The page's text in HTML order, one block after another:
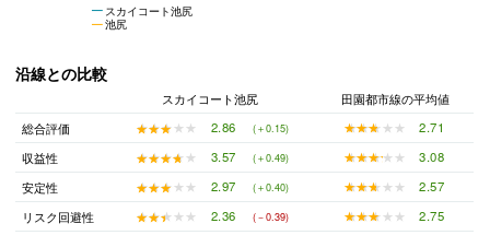
スカイコート池尻
池尻
沿線との比較
スカイコート池尻
田園都市線の平均値
総合評価
★★★★★
★★★★★ 2.86 (＋0.15) ★★★★★
★★★★★
2.71
収益性
★★★★★
★★★★★ 3.57 (＋0.49) ★★★★★
★★★★★
3.08
安定性
★★★★★
★★★★★ 2.97 (＋0.40) ★★★★★
★★★★★
2.57
リスク回避性
★★★★★
★★★★★ 2.36 (－0.39) ★★★★★
★★★★★ 2.75